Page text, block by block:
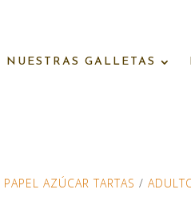
NUESTRAS GALLETAS
PAPEL AZÚCAR TARTAS /